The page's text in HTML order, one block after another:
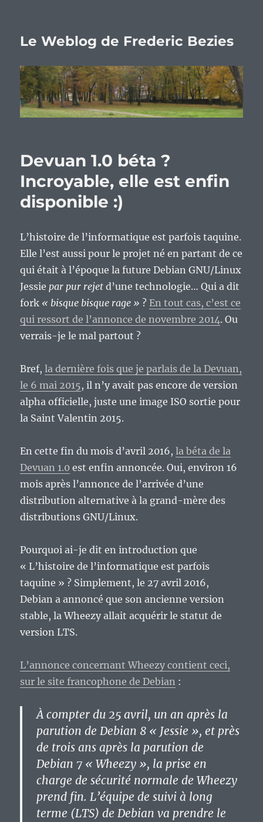
Le Weblog de Frederic Bezies
Devuan 1.0 béta ?
Incroyable, elle est enfin
disponible :)
L’histoire de l’informatique est parfois taquine.
Elle l’est aussi pour le projet né en partant de ce
qui était à l’époque la future Debian GNU/Linux
Jessiepar pur rejet d’une technologie… Qui a dit
fork « bisque bisque rage » ?En tout cas, c’est ce
qui ressort de l’annonce de novembre 2014. Ou
verrais-je le mal partout ?
Bref,la dernière fois que je parlais de la Devuan,
le 6 mai 2015, il n’y avait pas encore de version
alpha officielle, juste une image ISO sortie pour
la Saint Valentin 2015.
En cette fin du mois d’avril 2016,la béta de la
Devuan 1.0 est enfin annoncée. Oui, environ 16
mois après l’annonce de l’arrivée d’une
distribution alternative à la grand-mère des
distributions GNU/Linux.
Pourquoi ai-je dit en introduction que
« L’histoire de l’informatique est parfois
taquine » ? Simplement, le 27 avril 2016,
Debian a annoncé que son ancienne version
stable, la Wheezy allait acquérir le statut de
version LTS.
L’annonce concernant Wheezy contient ceci,
sur le site francophone de Debian :
À compter du 25 avril, un an après la
parution de Debian 8 « Jessie », et près
de trois ans après la parution de
Debian 7 « Wheezy », la prise en
charge de sécurité normale de Wheezy
prend fin. L’équipe de suivi à long
terme (LTS) de Debian va prendre le